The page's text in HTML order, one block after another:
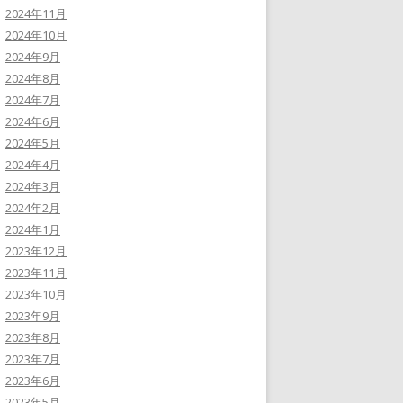
2024年11月
2024年10月
2024年9月
2024年8月
2024年7月
2024年6月
2024年5月
2024年4月
2024年3月
2024年2月
2024年1月
2023年12月
2023年11月
2023年10月
2023年9月
2023年8月
2023年7月
2023年6月